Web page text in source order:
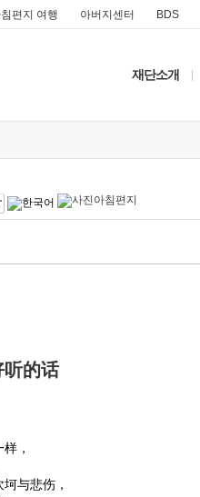
편지 여행 아버지센터 BDS
재단소개
听的话
，
与悲伤，